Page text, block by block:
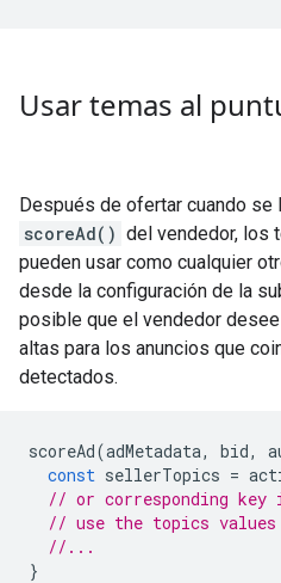
Usar temas al
Después de ofertar cuando se
scoreAd() del vendedor, los
pueden usar como cualquier
desde la configuración de la
posible que el vendedor
altas para los anuncios que
detectados.
scoreAd(adMetadata, bid,
const sellerTopics =
// or corresponding key
// use the topics
//...
}